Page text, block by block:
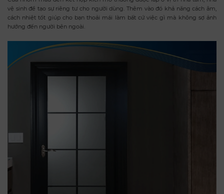
vệ sinh để tạo sự riêng tư cho người dùng. Thêm vào đó khả năng cách âm,
cách nhiệt tốt giúp cho bạn thoải mái làm bất cứ việc gì mà không sợ ảnh
hưởng đến người bên ngoài.